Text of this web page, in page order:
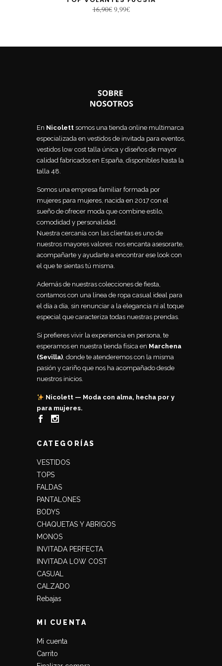
16,90€ El
precio
9,99€El
En Nicolett somos una tienda online multimarca
especializada en vestidos de invitada para eventos,
vestidos low cost talla única y diseños de mayor
calidad fabricados en España, disponibles hasta la
talla 48.
Somos una empresa familiar formada por
mujeres para mujeres, nacida en 2017 con el
sueño de ofrecer moda que combine estilo,
comodidad y personalidad.
Nuestra cercanía con las clientas es uno de
nuestros mayores valores: nos encanta asesorarte,
acompañarte y ayudarte a encontrar ese look con
el que te sientas tú misma.
Además de nuestras colecciones de fiesta,
contamos con una línea de ropa casual ideal para
el día a día, sin renunciar a la elegancia ni al toque
especial que caracteriza todas nuestras prendas.
Si prefieres vivir la experiencia en persona, te
esperamos en nuestra tienda física en Marchena
(Sevilla), donde te atenderemos con la misma
pasión y cariño que nos ha acompañado desde
nuestros inicios.
Nicolett — Moda con alma, hecha por y
para mujeres.
CATEGORÍAS
VESTIDOS
TOPS
FALDAS
PANTALONES
BODYS
CHAQUETAS Y ABRIGOS
MONOS
INVITADA PERFECTA
INVITADA LOW COST
CASUAL
CALZADO
Rebajas
MI CUENTA
Mi cuenta
Carrito